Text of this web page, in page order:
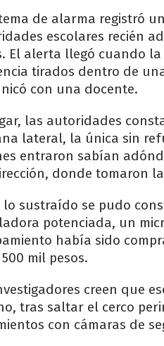
de alarma registró
escolares recién
El alerta llegó cuando
tirados dentro de
con una docente.
las autoridades
lateral, la única sin
entraron sabían
donde tomaron
lo sustraído se pudo
potenciada, un
había sido
mil pesos.
creen que
tras saltar el cerco
con cámaras de